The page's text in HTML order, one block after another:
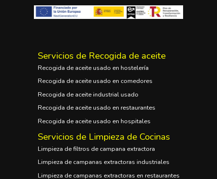
Servicios de Recogida de aceite
Recogida de aceite usado en hostelería
Recogida de aceite usado en comedores
Recogida de aceite industrial usado
Recogida de aceite usado en restaurantes
Recogida de aceite usado en hospitales
Servicios de Limpieza de Cocinas
Limpieza de filtros de campana extractora
Limpieza de campanas extractoras industriales
Limpieza de campanas extractoras en restaurantes